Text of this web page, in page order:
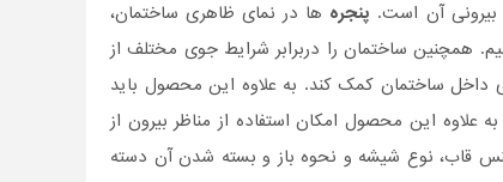
آن است. پنجره ها در نمای ظاهری ساختمان،
همچنین ساختمان را دربرابر شرایط جوی مختلف از
داخل ساختمان کمک کند. به علاوه این محصول باید
علاوه این محصول امکان استفاده از مناظر بیرون از
قاب، نوع شیشه و نحوه باز و بسته شدن آن دسته